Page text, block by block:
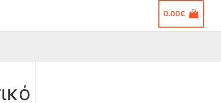
0.00€